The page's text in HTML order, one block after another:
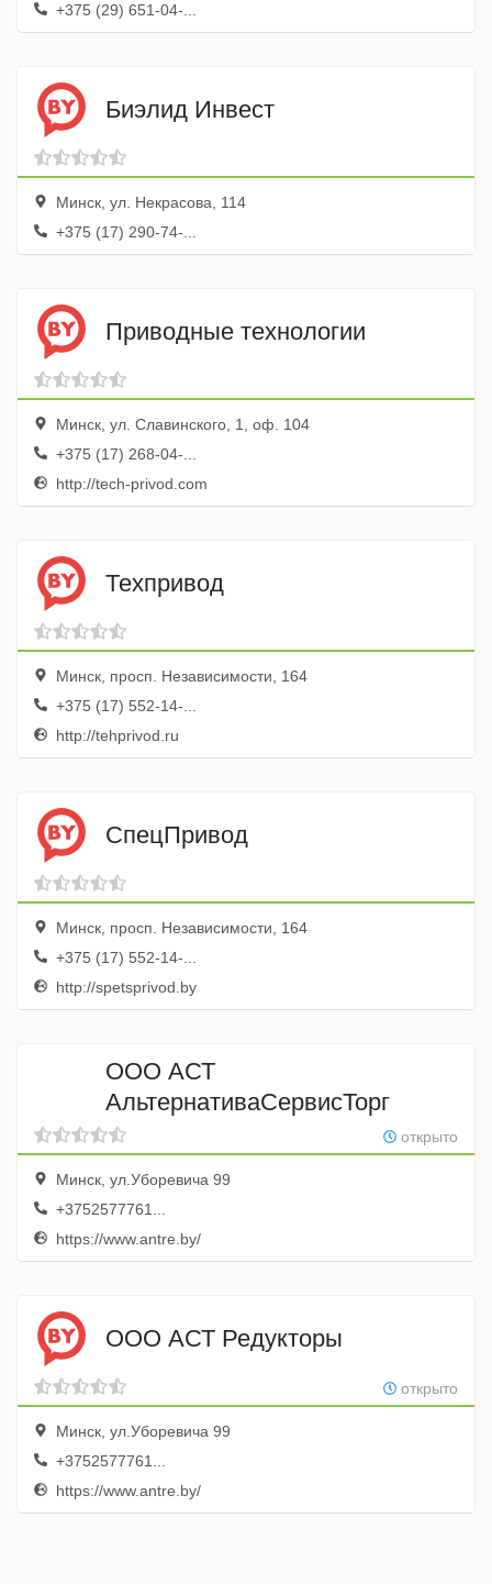
+375 (29) 651-04-...
Биэлид Инвест
Минск, ул. Некрасова, 114
+375 (17) 290-74-...
Приводные технологии
Минск, ул. Славинского, 1, оф. 104
+375 (17) 268-04-...
http://tech-privod.com
Техпривод
Минск, просп. Независимости, 164
+375 (17) 552-14-...
http://tehprivod.ru
СпецПривод
Минск, просп. Независимости, 164
+375 (17) 552-14-...
http://spetsprivod.by
ООО АСТ
АльтернативаСервисТорг
открыто
Минск, ул.Уборевича 99
+3752577761...
https://www.antre.by/
ООО АСТ Редукторы
открыто
Минск, ул.Уборевича 99
+3752577761...
https://www.antre.by/